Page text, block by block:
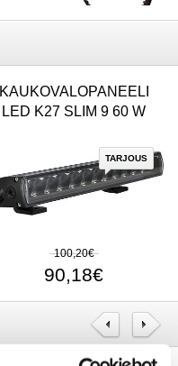
KAUKOVALOPANEELI
LED K27 SLIM 9 60 W
TARJOUS
100,20€
90,18€